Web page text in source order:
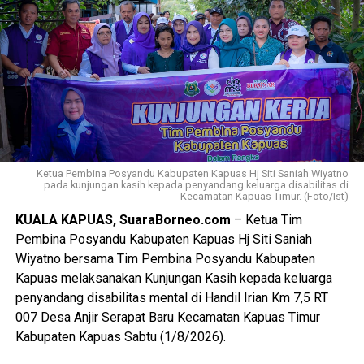
cinta tanah air disiplin tanggung jawab kepemimpinan, dan
semangat gotong royong,” ujarnya.
Kepala Badan Kesbangpol Kabupaten Kapuas Yunabut
menyampaikan kegiatan tersebut merupakan tindak lanjut
Keputusan Kepala Badan Pembinaan Ideologi Pancasila
(BPIP) Nomor 50 Tahun 2024 tentang Tata Cara
Pengangkatan Pertama Kali Pelaksana Duta Pancasila
Paskibraka Indonesia Tingkat Provinsi dan
Kabupaten/Kota.
“Kegiatan ini juga mengacu pada Peraturan BPIP Nomor 3
Tahun 2022 sebagaimana telah diubah dengan Peraturan
BPIP Nomor 5 Tahun 2023 yang mengamanatkan bahwa
calon Paskibraka terpilih wajib mengikuti pemusatan
pendidikan dan pelatihan sebelum melaksanakan tugas
pengibaran dan penurunan Duplikat Bendera Pusaka pada
peringatan Hari Ulang Tahun Kemerdekaan Republik
Ketua Pembina Posyandu Kabupaten Kapuas Hj Siti Saniah Wiyatno
pada kunjungan kasih kepada penyandang keluarga disabilitas di
Kecamatan Kapuas Timur. (Foto/Ist)
KUALA KAPUAS, SuaraBorneo.com – Ketua Tim
Pembina Posyandu Kabupaten Kapuas Hj Siti Saniah
Wiyatno bersama Tim Pembina Posyandu Kabupaten
Kapuas melaksanakan Kunjungan Kasih kepada keluarga
penyandang disabilitas mental di Handil Irian Km 7,5 RT
007 Desa Anjir Serapat Baru Kecamatan Kapuas Timur
Kabupaten Kapuas Sabtu (1/8/2026).